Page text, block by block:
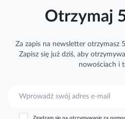
Otrzymaj
Za zapis na newsletter otrzymasz
Zapisz się już dziś, aby
nowościach i
Zgadzam się na otrzymywanie za